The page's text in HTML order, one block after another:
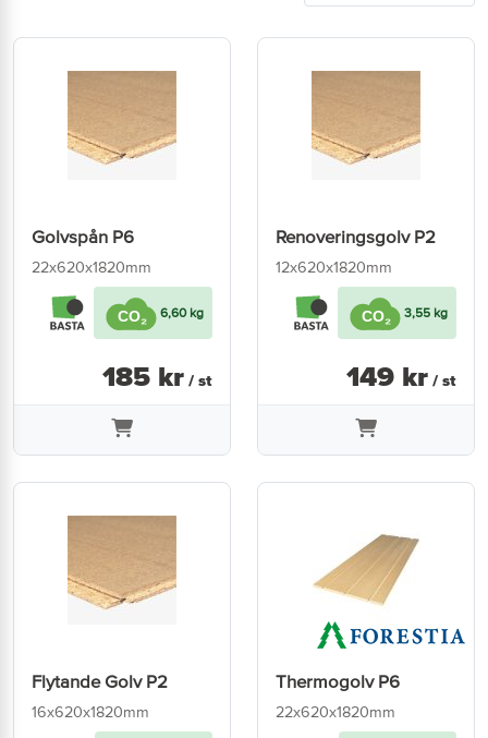
Golvspån P6
22x620x1820mm
6,60 kg
185 kr / st
Renoveringsgolv P2
12x620x1820mm
3,55 kg
149 kr / st
Flytande Golv P2
16x620x1820mm
Thermogolv P6
22x620x1820mm